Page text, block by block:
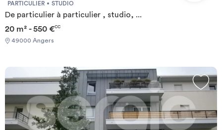
PARTICULIER STUDIO
De particulier à particulier , studio, ...
20 m² - 550 €CC
49000 Angers